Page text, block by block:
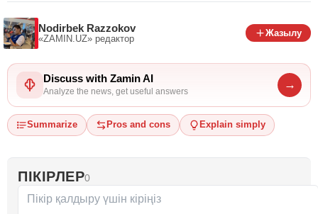
Nodirbek Razzokov
«ZAMIN.UZ» редактор
Жазылу
Discuss with Zamin AI
Analyze the news, get useful answers
→
Summarize Pros and cons Explain simply
ПІКІРЛЕР0